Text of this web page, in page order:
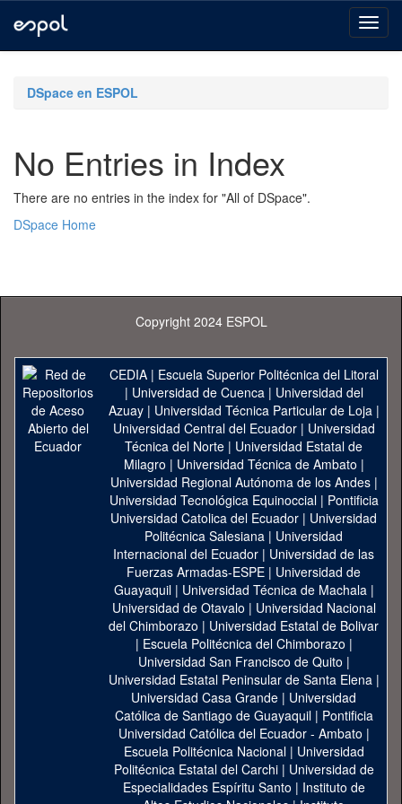
navigationDSpace en ESPOL
No Entries in Index
There are no entries in the index for "All of DSpace".
DSpace Home
Copyright 2024 ESPOL
CEDIA| Escuela Superior Politécnica del Litoral
| Universidad de Cuenca| Universidad del
Azuay| Universidad Técnica Particular de Loja|
Universidad Central del Ecuador| Universidad
Técnica del Norte | Universidad Estatal de
Milagro | Universidad Técnica de Ambato |
Universidad Regional Autónoma de los Andes|
Universidad Tecnológica Equinoccial| Pontificia
Universidad Catolica del Ecuador | Universidad
Politécnica Salesiana | Universidad
Internacional del Ecuador | Universidad de las
Fuerzas Armadas-ESPE | Universidad de
Guayaquil| Universidad Técnica de Machala|
Universidad de Otavalo | Universidad Nacional
del Chimborazo | Universidad Estatal de Bolivar
| Escuela Politécnica del Chimborazo |
Universidad San Francisco de Quito |
Universidad Estatal Peninsular de Santa Elena|
Universidad Casa Grande | Universidad
Católica de Santiago de Guayaquil| Pontificia
Universidad Católica del Ecuador - Ambato |
Escuela Politécnica Nacional| Universidad
Politécnica Estatal del Carchi| Universidad de
Especialidades Espíritu Santo | Instituto de